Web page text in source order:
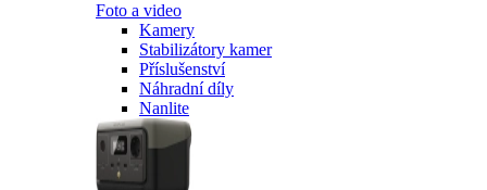
Foto a video
Kamery
Stabilizátory kamer
Příslušenství
Náhradní díly
Nanlite